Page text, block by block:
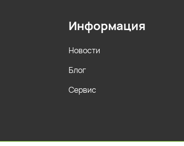
Информация
Новости
Блог
Сервис